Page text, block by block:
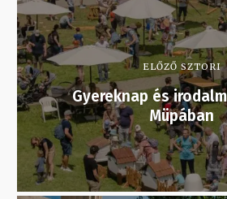
ELŐZŐ SZTORI
Gyereknap és
Müpában